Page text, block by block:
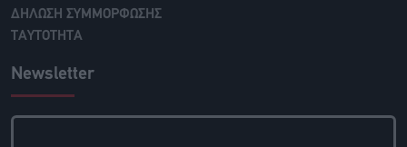
ΔΗΛΩΣΗ ΣΥΜΜΟΡΦΩΣΗΣ
ΤΑΥΤΟΤΗΤΑ
Newsletter